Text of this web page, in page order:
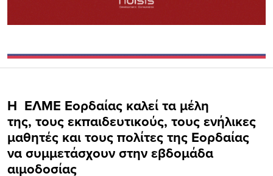
Η ΕΛΜΕ Εορδαίας καλεί τα μέλη
της, τους εκπαιδευτικούς, τους ενήλικες
μαθητές και τους πολίτες της Εορδαίας
να συμμετάσχουν στην εβδομάδα
αιμοδοσίας